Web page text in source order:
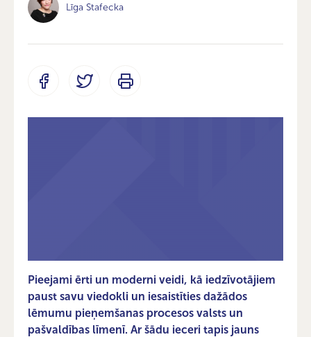
Līga Stafecka
Pieejami ērti un moderni veidi, kā iedzīvotājiem
paust savu viedokli un iesaistīties dažādos
lēmumu pieņemšanas procesos valsts un
pašvaldības līmenī. Ar šādu ieceri tapis jauns